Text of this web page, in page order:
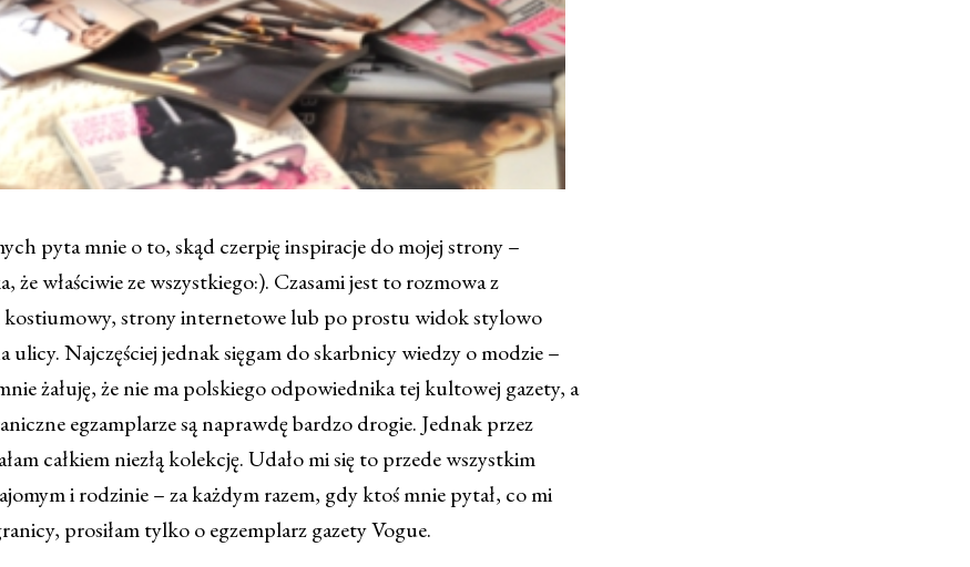
pyta mnie o to, skąd czerpię inspiracje do mojej strony –
że właściwie ze wszystkiego:). Czasami jest to rozmowa z
kostiumowy, strony internetowe lub po prostu widok stylowo
ulicy. Najczęściej jednak sięgam do skarbnicy wiedzy o modzie –
żałuję, że nie ma polskiego odpowiednika tej kultowej gazety, a
egzamplarze są naprawdę bardzo drogie. Jednak przez
całkiem niezłą kolekcję. Udało mi się to przede wszystkim
i rodzinie – za każdym razem, gdy ktoś mnie pytał, co mi
prosiłam tylko o egzemplarz gazety Vogue.